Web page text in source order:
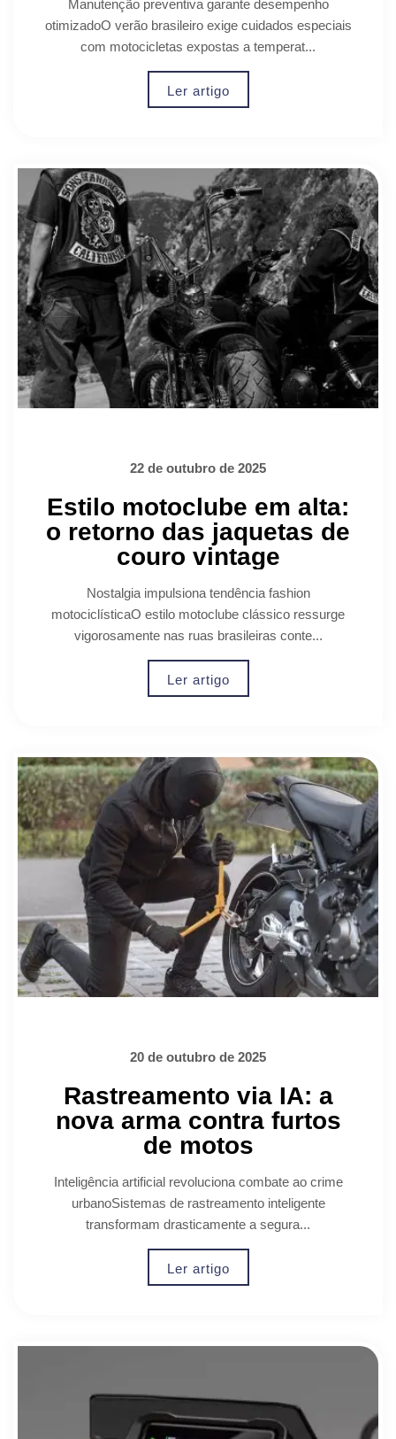
Manutenção preventiva garante desempenho
otimizadoO verão brasileiro exige cuidados especiais
com motocicletas expostas a temperat...
Ler artigo
22 de outubro de 2025
Estilo motoclube em alta:
o retorno das jaquetas de
couro vintage
Nostalgia impulsiona tendência fashion
motociclísticaO estilo motoclube clássico ressurge
vigorosamente nas ruas brasileiras conte...
Ler artigo
20 de outubro de 2025
Rastreamento via IA: a
nova arma contra furtos
de motos
Inteligência artificial revoluciona combate ao crime
urbanoSistemas de rastreamento inteligente
transformam drasticamente a segura...
Ler artigo